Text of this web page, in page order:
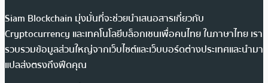
Siam Blockchain มุ่งมั่นที่จะช่วยนำเสนอสารเกี่ยวกับ
Cryptocurrency และเทคโนโลยีบล็อกเชนเพื่อคนไทย ในภาษาไทย เรา
รวบรวมข้อมูลส่วนใหญ่จากเว็บไซต์และเว็บบอร์ดต่างประเทศและนำมา
แปลส่งตรงถึงฟีดคุณ